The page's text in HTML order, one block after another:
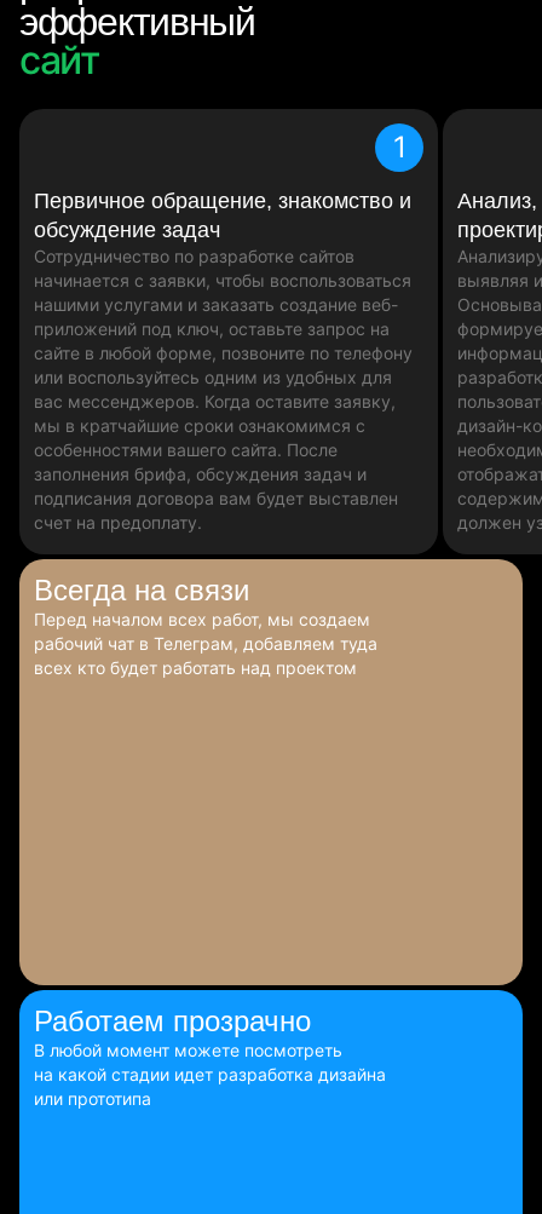
эффективный
сайт
сайт
1
Первичное обращение, знакомство и
обсуждение задач
Сотрудничество по разработке сайтов
начинается с заявки, чтобы воспользоваться
нашими услугами и заказать создание веб-
приложений под ключ, оставьте запрос на
сайте в любой форме, позвоните по телефону
или воспользуйтесь одним из удобных для
вас мессенджеров. Когда оставите заявку,
мы в кратчайшие сроки ознакомимся с
особенностями вашего сайта. После
заполнения брифа, обсуждения задач и
подписания договора вам будет выставлен
счет на предоплату.
выявляя
дизайн-
должен
Всегда на связи
Перед началом всех работ, мы создаем
рабочий чат в Телеграм, добавляем туда
всех кто будет работать над проектом
Работаем прозрачно
В любой момент можете посмотреть
на какой стадии идет разработка дизайна
или прототипа